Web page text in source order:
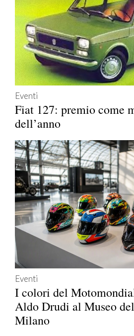
Eventi
Fiat 127: premio come
dell’anno
Eventi
I colori del
Aldo Drudi al Museo
Milano